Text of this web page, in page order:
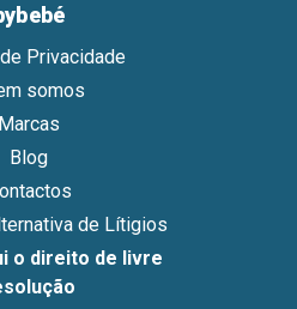
Privacidade
somos
Marcas
Blog
de Lítigios
o direito de livre